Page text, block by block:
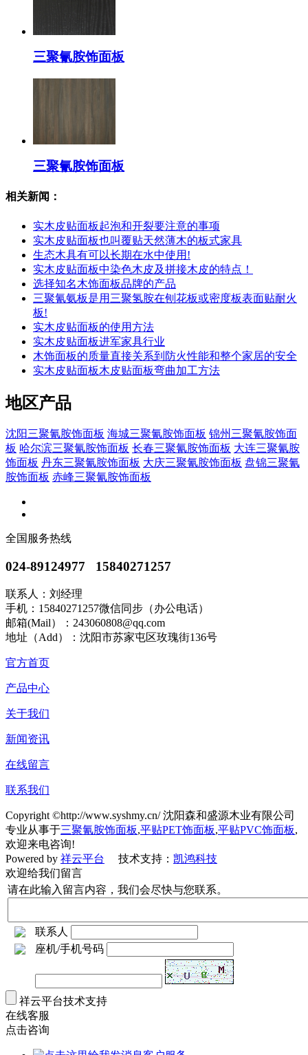
三聚氰胺饰面板
三聚氰胺饰面板
相关新闻：
实木皮贴面板起泡和开裂要注意的事项
实木皮贴面板也叫覆贴天然薄木的板式家具
生态木具有可以长期在水中使用!
实木皮贴面板中染色木皮及拼接木皮的特点！
选择知名木饰面板品牌的产品
三聚氰氨板是用三聚氢胺在刨花板或密度板表面贴耐火
板!
实木皮贴面板的使用方法
实木皮贴面板进军家具行业
木饰面板的质量直接关系到防火性能和整个家居的安全
实木皮贴面板木皮贴面板弯曲加工方法
地区产品
沈阳三聚氰胺饰面板 海城三聚氰胺饰面板 锦州三聚氰胺饰面
板 哈尔滨三聚氰胺饰面板 长春三聚氰胺饰面板 大连三聚氰胺
饰面板 丹东三聚氰胺饰面板 大庆三聚氰胺饰面板 盘锦三聚氰
胺饰面板 赤峰三聚氰胺饰面板
全国服务热线
024-89124977 15840271257
联系人：刘经理
手机：15840271257微信同步（办公电话）
邮箱(Mail）：243060808@qq.com
地址（Add）：沈阳市苏家屯区玫瑰街136号
官方首页
产品中心
关于我们
新闻资讯
在线留言
联系我们
Copyright ©http://www.syshmy.cn/ 沈阳森和盛源木业有限公司
专业从事于三聚氰胺饰面板,平贴PET饰面板,平贴PVC饰面板,
欢迎来电咨询!
Powered by 祥云平台 技术支持： 凯鸿科技
欢迎给我们留言
请在此输入留言内容，我们会尽快与您联系。
联系人
座机/手机号码
祥云平台技术支持
在线客服
点击咨询